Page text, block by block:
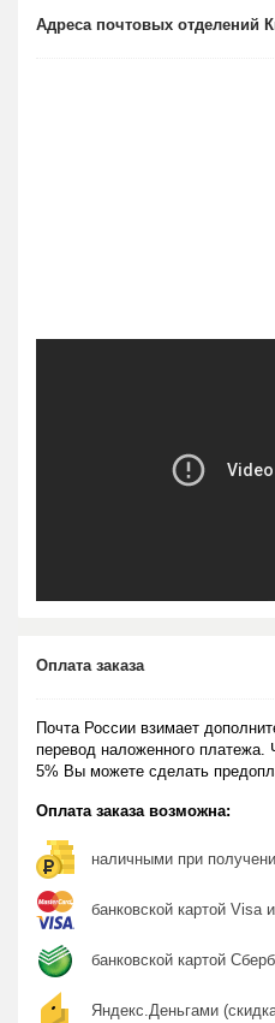
Адреса почтовых отделений
Оплата заказа
Почта России взимает
перевод наложенного платежа.
5% Вы можете сделать
Оплата заказа возможна:
наличными при
банковской картой Visa
банковской картой
Яндекс.Деньгами